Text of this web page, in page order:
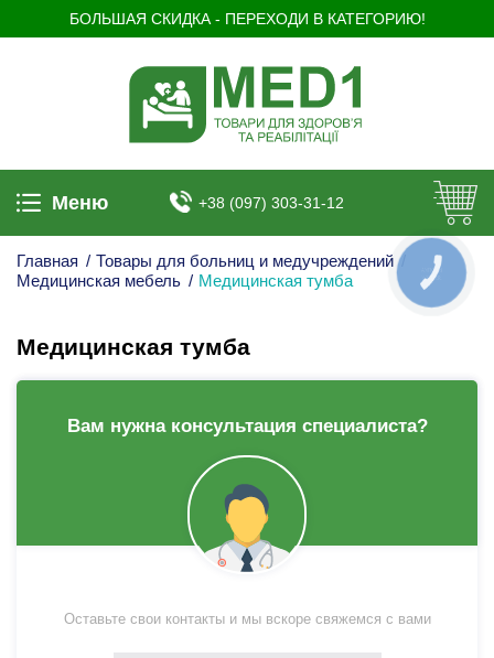
БОЛЬШАЯ СКИДКА - ПЕРЕХОДИ В КАТЕГОРИЮ!
Меню +38 (097) 303-31-12
Главная / Товары для больниц и медучреждений /
Медицинская мебель / Медицинская тумба
Медицинская тумба
Вам нужна консультация специалиста?
Оставьте свои контакты и мы вскоре свяжемся с вами
КНОПКА
ЗВ'ЯЗКУ